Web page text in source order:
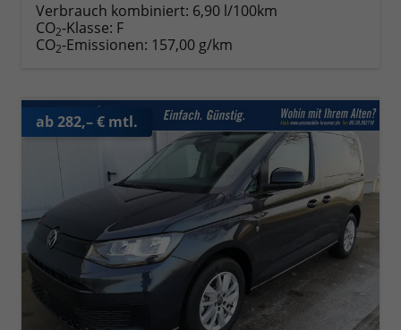
Verbrauch kombiniert: 6,90 l/100km
CO2-Klasse: F
CO2-Emissionen: 157,00 g/km
ab 282,– € mtl.